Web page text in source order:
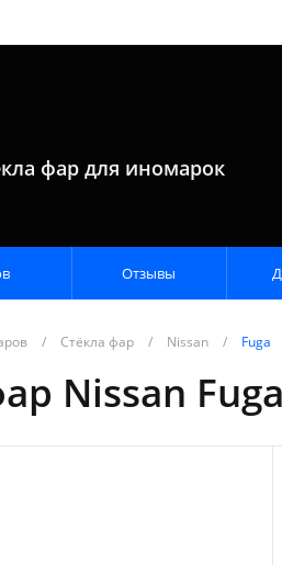
фар для иномарок
Отзывы
/ Стёкла фар / Nissan / Fuga
Nissan Fuga